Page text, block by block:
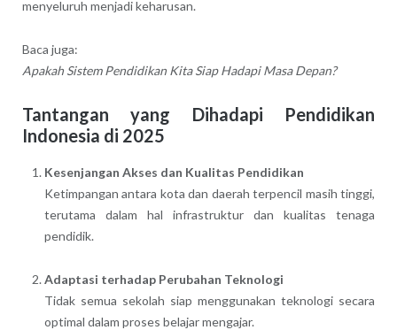
menyeluruh menjadi keharusan.
Baca juga:
Apakah Sistem Pendidikan Kita Siap Hadapi Masa Depan?
Tantangan yang Dihadapi Pendidikan
Indonesia di 2025
Kesenjangan Akses dan Kualitas Pendidikan
Ketimpangan antara kota dan daerah terpencil masih tinggi,
terutama dalam hal infrastruktur dan kualitas tenaga
pendidik.
Adaptasi terhadap Perubahan Teknologi
Tidak semua sekolah siap menggunakan teknologi secara
optimal dalam proses belajar mengajar.